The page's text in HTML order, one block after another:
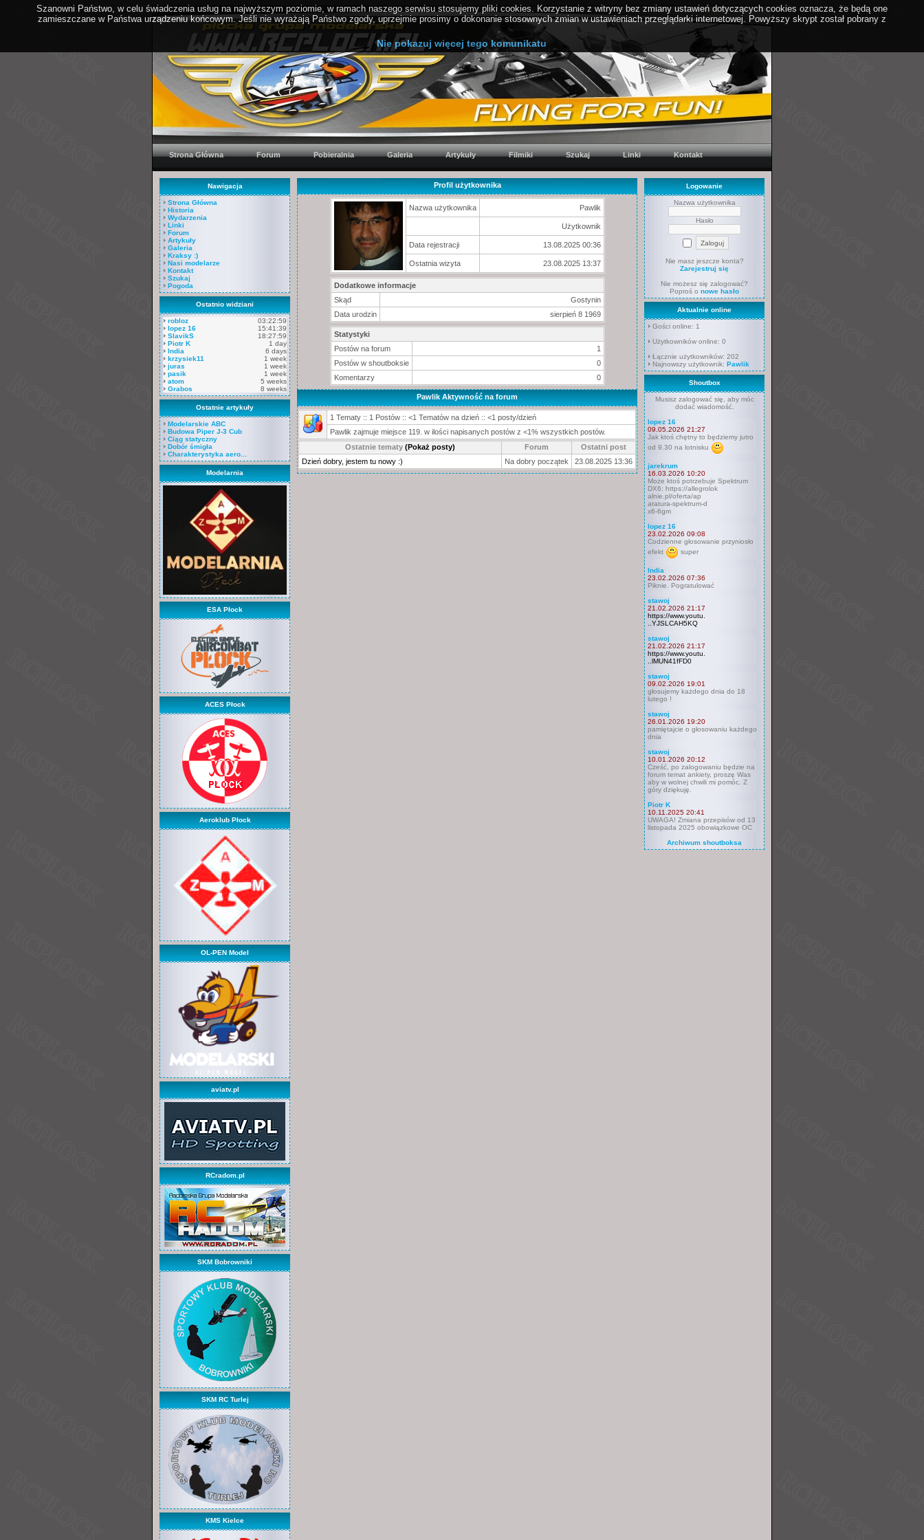
Szanowni Państwo, w celu świadczenia usług na najwyższym poziomie, w ramach naszego serwisu stosujemy pliki cookies. Korzystanie z witryny bez zmiany ustawień dotyczących cookies oznacza, że będą one
zamieszczane w Państwa urządzeniu końcowym. Jeśli nie wyrażają Państwo zgody, uprzejmie prosimy o dokonanie stosownych zmian w ustawieniach przeglądarki internetowej. Powyższy skrypt został pobrany z
.
Nie pokazuj więcej tego komunikatu
Strona Główna Forum Pobieralnia Galeria Artykuły Filmiki Szukaj Linki Kontakt
Nawigacja
Strona Główna
Historia
Wydarzenia
Linki
Forum
Artykuły
Galeria
Kraksy :)
Nasi modelarze
Kontakt
Szukaj
Pogoda
Ostatnio widziani
robloz
03:22:59
lopez 16
15:41:39
SlavikS
18:27:59
Piotr K
1 day
India
6 days
krzysiek11
1 week
juras
1 week
pasik
1 week
atom
5 weeks
Grabos
8 weeks
Ostatnie artykuły
Modelarskie ABC
Budowa Piper J-3 Cub
Ciąg statyczny
Dobór śmigła
Charakterystyka aero...
Modelarnia
ESA Płock
ACES Płock
Aeroklub Płock
OL-PEN Model
aviatv.pl
RCradom.pl
SKM Bobrowniki
SKM RC Turlej
KMS Kielce
Profil użytkownika
Nazwa użytkownika Pawlik
Użytkownik
Data rejestracji 13.08.2025 00:36
Ostatnia wizyta 23.08.2025 13:37
Dodatkowe informacje
Skąd
Gostynin
Data urodzin
sierpień 8 1969
Statystyki
Postów na forum
1
Postów w shoutboksie
0
Komentarzy
0
Pawlik Aktywność na forum
1 Tematy :: 1 Postów :: <1 Tematów na dzień :: <1 posty/dzień
Pawlik zajmuje miejsce 119. w ilości napisanych postów z <1% wszystkich postów.
Ostatnie tematy (Pokaż posty) Forum
Ostatni post
Dzień dobry, jestem tu nowy :)
Na dobry początek 23.08.2025 13:36
Logowanie
Nazwa użytkownika
Hasło
Nie masz jeszcze konta?
Zarejestruj się
Nie możesz się zalogować?
Poproś o nowe hasło
Aktualnie online
Gości online: 1
Użytkowników online: 0
Łącznie użytkowników: 202
Najnowszy użytkownik: Pawlik
Shoutbox
Musisz zalogować się, aby móc
dodać wiadomość.
lopez 16
09.05.2026 21:27
Jak ktoś chętny to będziemy jutro
od 9.30 na lotnisku
jarekrum
16.03.2026 10:20
Może ktoś potrzebuje Spektrum
DX6: https://allegrolok
alnie.pl/oferta/ap
aratura-spektrum-d
x6-6gm
lopez 16
23.02.2026 09:08
Codzienne głosowanie przyniosło
efekt
super
India
23.02.2026 07:36
Piknie. Pogratulować
stawoj
21.02.2026 21:17
https://www.youtu.
..YJSLCAH5KQ
stawoj
21.02.2026 21:17
https://www.youtu.
..lMUN41fFD0
stawoj
09.02.2026 19:01
głosujemy każdego dnia do 18
lutego !
stawoj
26.01.2026 19:20
pamiętajcie o głosowaniu każdego
dnia
stawoj
10.01.2026 20:12
Cześć, po zalogowaniu będzie na
forum temat ankiety, proszę Was
aby w wolnej chwili mi pomóc. Z
góry dziękuję.
Piotr K
10.11.2025 20:41
UWAGA! Zmiana przepisów od 13
listopada 2025 obowiązkowe OC
Archiwum shoutboksa